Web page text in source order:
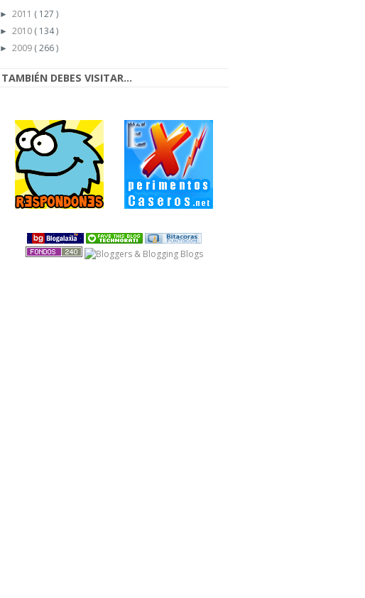
► 2011 ( 127 )
► 2010 ( 134 )
► 2009 ( 266 )
TAMBIÉN DEBES VISITAR...